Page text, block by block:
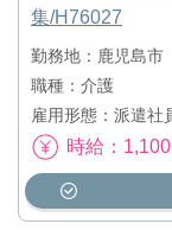
集/H76027
勤務地：鹿児島市
職種：介護
雇用形態：派遣社
時給：